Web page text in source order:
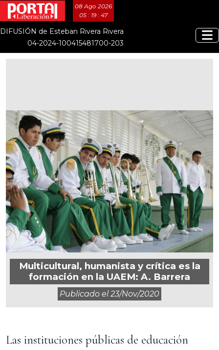
08 Ago 2026
05 : 19 : 48
DIFUSIÓN de Esteban Rivera Rivera
04-2024-100415481700-203
Multicultural, humanista y crítica es la
formación en la UAEM: A. Barrera
Publicado el23/nov/2020
Las instituciones públicas de educación